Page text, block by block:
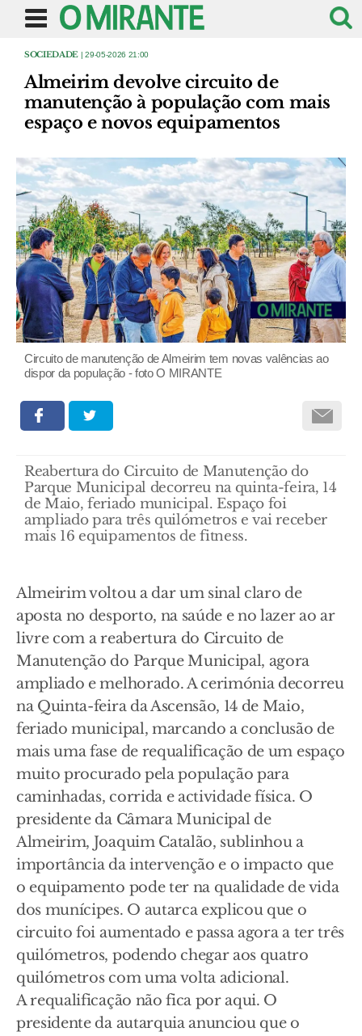
SOCIEDADE | 29-05-2026 21:00
Almeirim devolve circuito de
manutenção à população com mais
espaço e novos equipamentos
Circuito de manutenção de Almeirim tem novas valências ao
dispor da população - foto O MIRANTE
Reabertura do Circuito de Manutenção do
Parque Municipal decorreu na quinta-feira, 14
de Maio, feriado municipal. Espaço foi
ampliado para três quilómetros e vai receber
mais 16 equipamentos de fitness.
Almeirim voltou a dar um sinal claro de
aposta no desporto, na saúde e no lazer ao ar
livre com a reabertura do Circuito de
Manutenção do Parque Municipal, agora
ampliado e melhorado. A cerimónia decorreu
na Quinta-feira da Ascensão, 14 de Maio,
feriado municipal, marcando a conclusão de
mais uma fase de requalificação de um espaço
muito procurado pela população para
caminhadas, corrida e actividade física. O
presidente da Câmara Municipal de
Almeirim, Joaquim Catalão, sublinhou a
importância da intervenção e o impacto que
o equipamento pode ter na qualidade de vida
dos munícipes. O autarca explicou que o
circuito foi aumentado e passa agora a ter três
quilómetros, podendo chegar aos quatro
quilómetros com uma volta adicional.
A requalificação não fica por aqui. O
presidente da autarquia anunciou que o